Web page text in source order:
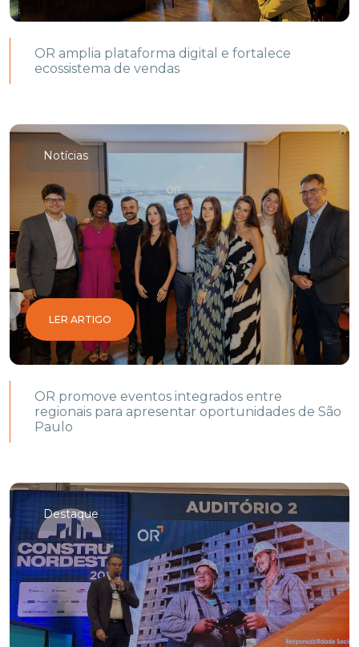
OR amplia plataforma digital e fortalece
ecossistema de vendas
Notícias
LER ARTIGO
OR promove eventos integrados entre
regionais para apresentar oportunidades de São
Paulo
Destaque